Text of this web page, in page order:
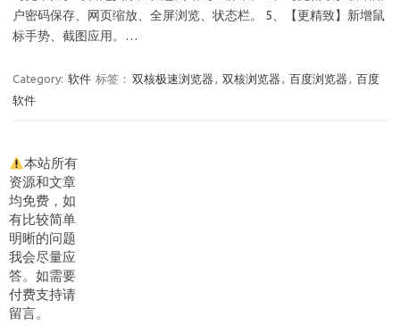
户密码保存、网页缩放、全屏浏览、状态栏。 5、【更精致】新增鼠
标手势、截图应用。…
Category: 软件 标签： 双核极速浏览器 , 双核浏览器 , 百度浏览器 , 百度
软件
本站所有
资源和文章
均免费，如
有比较简单
明晰的问题
我会尽量应
答。如需要
付费支持请
留言。